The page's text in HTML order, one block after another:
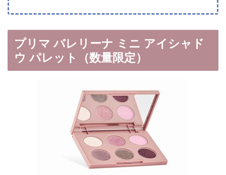
プリマ バレリーナ ミニ アイシャド
ウ パレット（数量限定）